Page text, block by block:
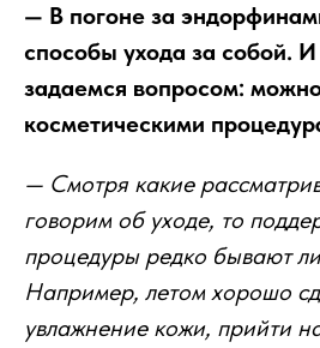
— В погоне за
способы ухода за собой.
задаемся вопросом:
косметическими
— Смотря какие
говорим об уходе, то
процедуры редко бывают
Например, летом хорошо
увлажнение кожи, прийти